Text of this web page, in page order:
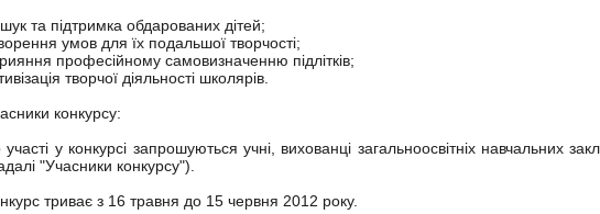
та підтримка обдарованих дітей;
умов для їх подальшої творчості;
професійному самовизначенню підлітків;
творчої діяльності школярів.
конкурсу:
участі у конкурсі запрошуються учні, вихованці загальноосвітніх навчальних
"Учасники конкурсу").
триває з 16 травня до 15 червня 2012 року.